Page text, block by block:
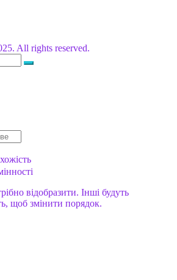
All rights reserved.
відобразити. Інші будуть
щоб змінити порядок.